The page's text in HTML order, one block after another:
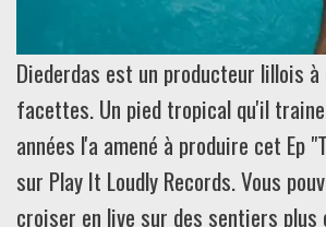
Diederdas est un producteur lillois
facettes. Un pied tropical qu'il
années l'a amené à produire cet Ep
sur Play It Loudly Records. Vous
croiser en live sur des sentiers plus